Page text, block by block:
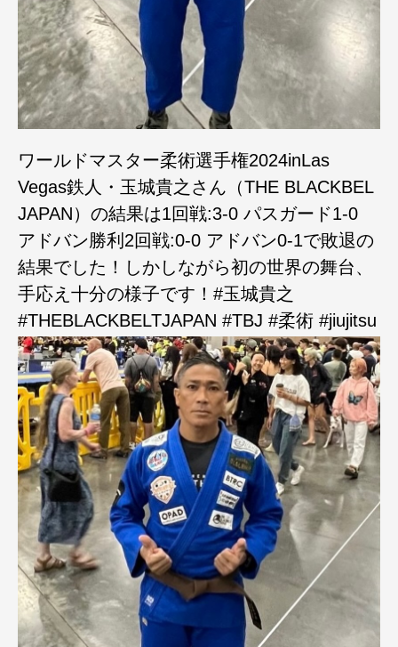
ワールドマスター柔術選手権2024inLas
Vegas鉄人・玉城貴之さん（THE BLACKBEL
JAPAN）の結果は1回戦:3-0 パスガード1-0
アドバン勝利2回戦:0-0 アドバン0-1で敗退の
結果でした！しかしながら初の世界の舞台、
手応え十分の様子です！#玉城貴之
#THEBLACKBELTJAPAN #TBJ #柔術 #jiujitsu